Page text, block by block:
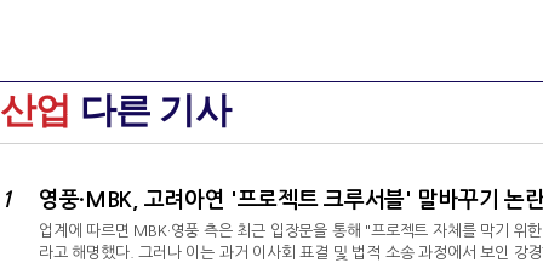
산업 다른 기사
1 영풍·MBK, 고려아연 '프로젝트 크루서블' 말바꾸기 논
업계에 따르면 MBK·영풍 측은 최근 입장문을 통해 "프로젝트 자체를 막기 위
라고 해명했다. 그러나 이는 과거 이사회 표결 및 법적 소송 과정에서 보인 강